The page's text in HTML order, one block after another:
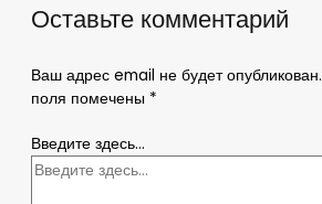
Оставьте комментарий
Ваш адрес email не будет опубликован.
поля помечены *
Введите здесь...